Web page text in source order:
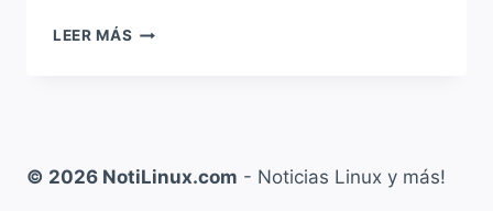
LEER MÁS ¿CÓMO
COMPLETA
© 2026 NotiLinux.com - Noticias Linux y más!